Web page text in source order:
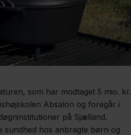
som har modtaget 5 mio. kr.
Absalon og foregår i
på Sjælland.
sundhed hos anbragte børn og